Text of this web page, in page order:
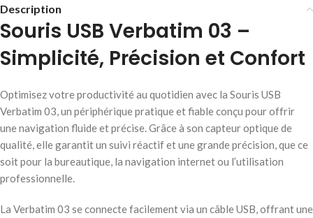
Description
Souris USB Verbatim 03 –
Simplicité, Précision et Confort
Optimisez votre productivité au quotidien avec la Souris USB
Verbatim 03, un périphérique pratique et fiable conçu pour offrir
une navigation fluide et précise. Grâce à son capteur optique de
qualité, elle garantit un suivi réactif et une grande précision, que ce
soit pour la bureautique, la navigation internet ou l’utilisation
professionnelle.
La Verbatim 03 se connecte facilement via un câble USB, offrant une